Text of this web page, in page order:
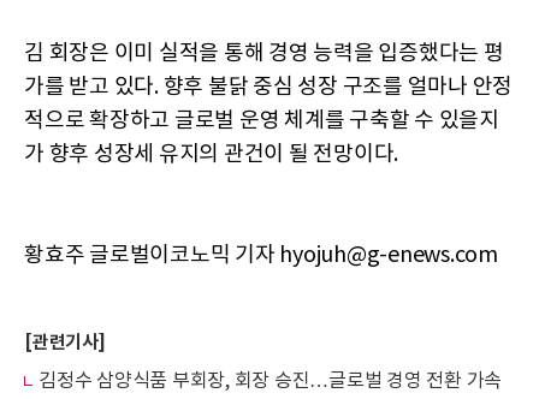
김 회장은 이미 실적을 통해 경영 능력을 입증했다는 평
가를 받고 있다. 향후 불닭 중심 성장 구조를 얼마나 안정
적으로 확장하고 글로벌 운영 체계를 구축할 수 있을지
가 향후 성장세 유지의 관건이 될 전망이다.
황효주 글로벌이코노믹 기자 hyojuh@g-enews.com
[관련기사]
김정수 삼양식품 부회장, 회장 승진…글로벌 경영 전환 가속